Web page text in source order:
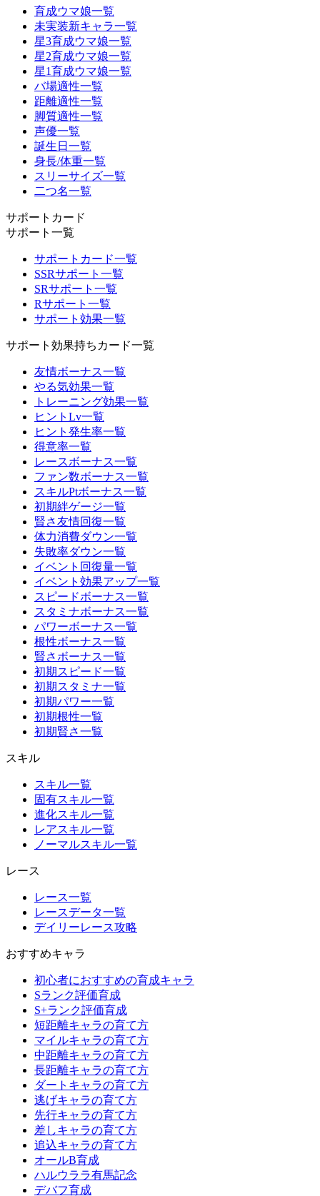
育成ウマ娘一覧
未実装新キャラ一覧
星3育成ウマ娘一覧
星2育成ウマ娘一覧
星1育成ウマ娘一覧
バ場適性一覧
距離適性一覧
脚質適性一覧
声優一覧
誕生日一覧
身長/体重一覧
スリーサイズ一覧
二つ名一覧
サポートカード
サポート一覧
サポートカード一覧
SSRサポート一覧
SRサポート一覧
Rサポート一覧
サポート効果一覧
サポート効果持ちカード一覧
友情ボーナス一覧
やる気効果一覧
トレーニング効果一覧
ヒントLv一覧
ヒント発生率一覧
得意率一覧
レースボーナス一覧
ファン数ボーナス一覧
スキルPtボーナス一覧
初期絆ゲージ一覧
賢さ友情回復一覧
体力消費ダウン一覧
失敗率ダウン一覧
イベント回復量一覧
イベント効果アップ一覧
スピードボーナス一覧
スタミナボーナス一覧
パワーボーナス一覧
根性ボーナス一覧
賢さボーナス一覧
初期スピード一覧
初期スタミナ一覧
初期パワー一覧
初期根性一覧
初期賢さ一覧
スキル
スキル一覧
固有スキル一覧
進化スキル一覧
レアスキル一覧
ノーマルスキル一覧
レース
レース一覧
レースデータ一覧
デイリーレース攻略
おすすめキャラ
初心者におすすめの育成キャラ
Sランク評価育成
S+ランク評価育成
短距離キャラの育て方
マイルキャラの育て方
中距離キャラの育て方
長距離キャラの育て方
ダートキャラの育て方
逃げキャラの育て方
先行キャラの育て方
差しキャラの育て方
追込キャラの育て方
オールB育成
ハルウララ有馬記念
デバフ育成